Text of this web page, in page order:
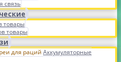
связь
товары
товары
Аккумуляторные